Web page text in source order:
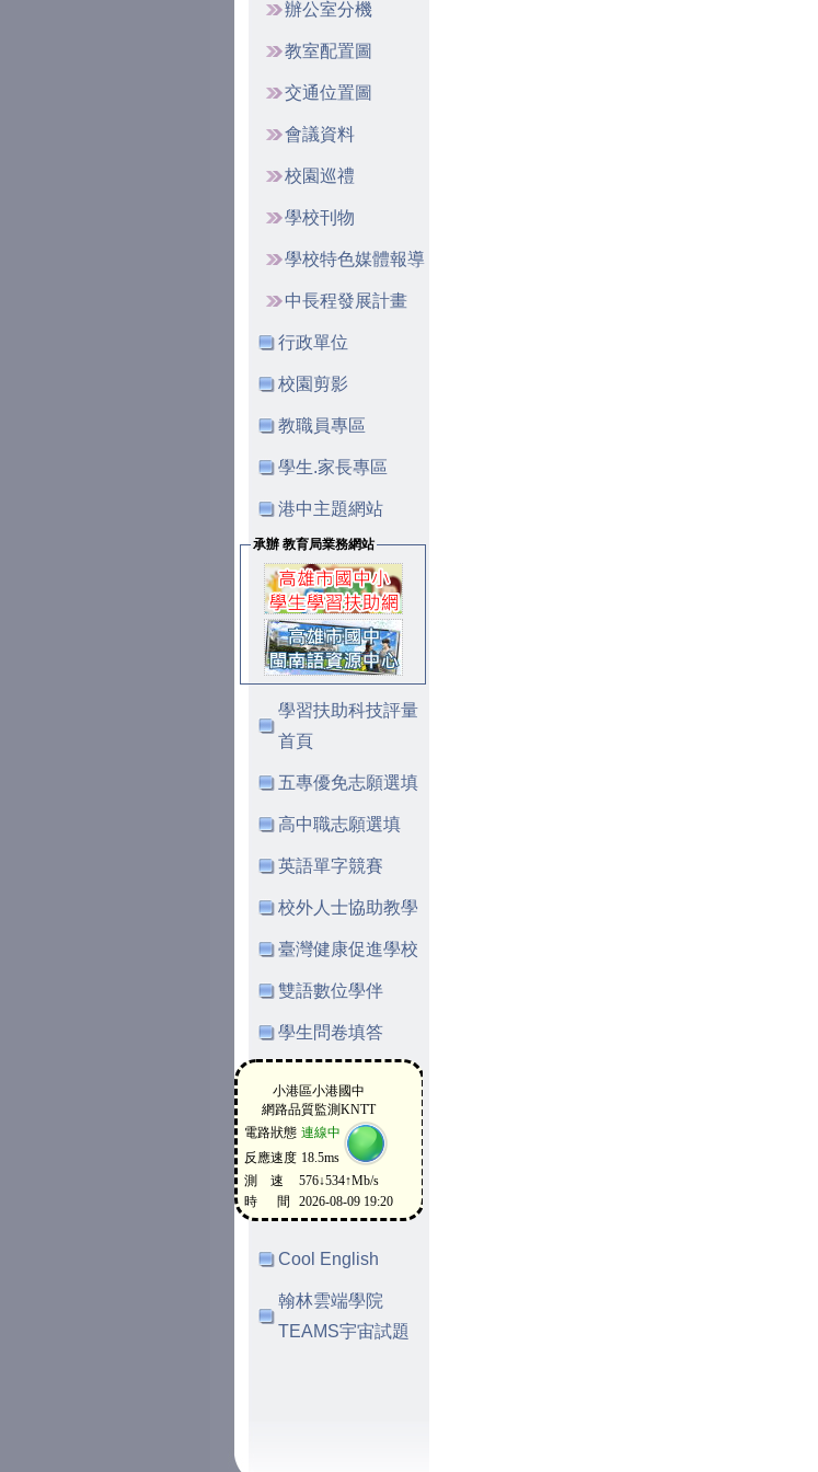
辦公室分機
教室配置圖
交通位置圖
會議資料
校園巡禮
學校刊物
學校特色媒體報導
中長程發展計畫
行政單位
校園剪影
教職員專區
學生.家長專區
港中主題網站
承辦 教育局業務網站
學習扶助科技評量
首頁
五專優免志願選填
高中職志願選填
英語單字競賽
校外人士協助教學
臺灣健康促進學校
雙語數位學伴
學生問卷填答
Cool English
翰林雲端學院
TEAMS宇宙試題